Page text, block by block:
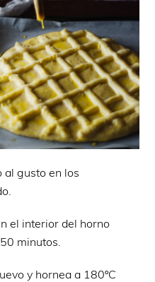
al gusto en los
el interior del horno
minutos.
y hornea a 180ºC